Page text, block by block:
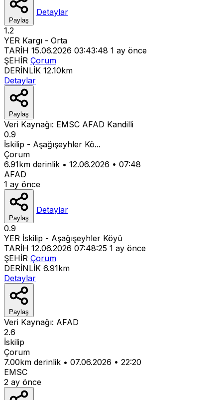
Paylaş
Detaylar
1.2
YER Kargı - Orta
TARİH 15.06.2026 03:43:48 1 ay önce
ŞEHİR Çorum
DERİNLİK 12.10km
Detaylar
Paylaş
Veri Kaynağı: EMSC AFAD Kandilli
0.9
İskilip - Aşağışeyhler Kö...
Çorum
6.91km derinlik • 12.06.2026 • 07:48
AFAD
1 ay önce
Paylaş
Detaylar
0.9
YER İskilip - Aşağışeyhler Köyü
TARİH 12.06.2026 07:48:25 1 ay önce
ŞEHİR Çorum
DERİNLİK 6.91km
Detaylar
Paylaş
Veri Kaynağı: AFAD
2.6
İskilip
Çorum
7.00km derinlik • 07.06.2026 • 22:20
EMSC
2 ay önce